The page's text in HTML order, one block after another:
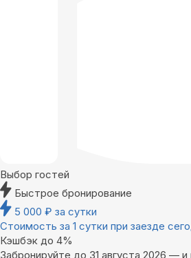
Выбор гостей
Быстрое бронирование
5 000 ₽ за сутки
Стоимость за 1 сутки при заезде
Кэшбэк до 4%
Забронируйте до 31 августа 2026 —